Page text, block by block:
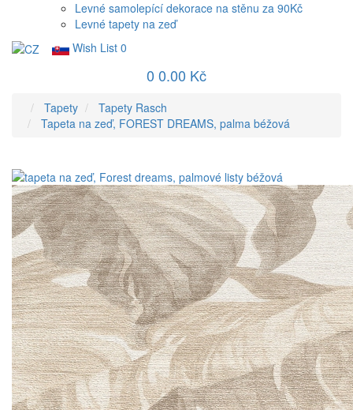
Levné samolepící dekorace na stěnu za 90Kč
Levné tapety na zeď
Wish List 0
0 0.00 Kč
Tapety
Tapety Rasch
Tapeta na zeď, FOREST DREAMS, palma béžová